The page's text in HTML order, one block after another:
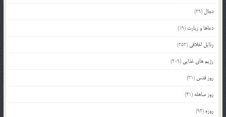
دجال (29)
دعاها و زیارت (19)
رذایل اخلاقی (252)
رژیم های غذایی (209)
روز قدس (31)
روز مباهله (41)
روزه (93)